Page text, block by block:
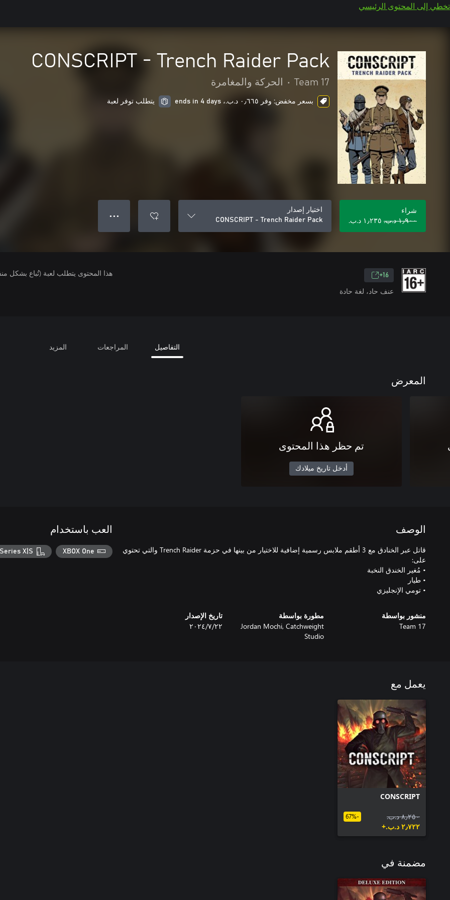
تخطي إلى المحتوى الرئيسي
CONSCRIPT - Trench Raider Pack
Team 17
• الحركة والمغامرة
بسعر مخفض: وفر ٠٫٦٦٥ د.ب.‏، ends in 4 days يتطلب توفر لعبة
شراء
١٫٩٠٠ د.ب.‏
١٫٢٣٥ د.ب.‏
اختيار إصدار
CONSCRIPT - Trench Raider Pack
● ● ●
16+
عنف حاد، لغة حادة
هذا المحتوى يتطلب لعبة (تُباع بشكل
التفاصيل المراجعات المزيد
المعرض
تم حظر هذا المحتوى
أدخل تاريخ ميلادك
الوصف
قاتل عبر الخنادق مع 3 أطقم ملابس رسمية إضافية للاختيار من بينها في حزمة Trench Raider والتي تحتوي
• تومي الإنجليزي
منشور بواسطة
Team 17
مطورة بواسطة
Jordan Mochi, Catchweight
Studio
تاريخ الإصدار
٢٢‏/٧‏/٢٠٢٤
العب باستخدام
XBOX One
X|S
يعمل مع
CONSCRIPT
٨٫٢٥٠ د.ب.‏
٢٫٧٢٢ د.ب.‏+
-67%
مضمنة في